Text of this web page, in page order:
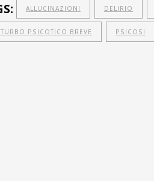
ALLUCINAZIONI DELIRIO
PSICOTICO BREVE PSICOSI